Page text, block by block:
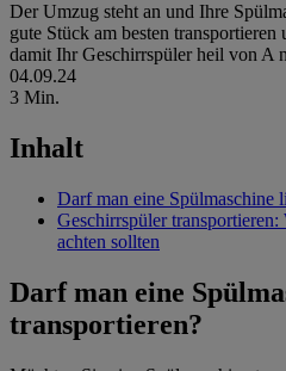
Der Umzug steht an und Ihre
gute Stück am besten
damit Ihr Geschirrspüler heil von A
04.09.24
3 Min.
Inhalt
Darf man eine Spülmaschine
Geschirrspüler
achten sollten
Darf man eine
transportieren?